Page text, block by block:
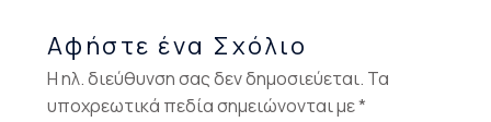
Αφήστε ένα Σχόλιο
Η ηλ. διεύθυνση σας δεν δημοσιεύεται. Τα
υποχρεωτικά πεδία σημειώνονται με*